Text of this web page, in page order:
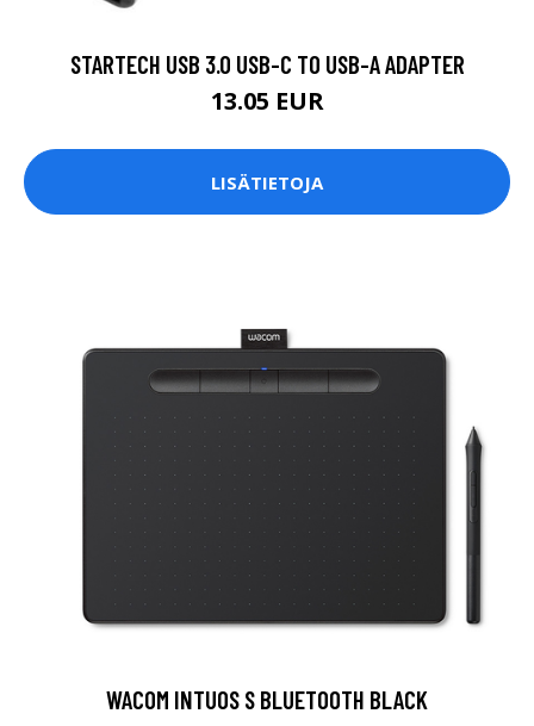
STARTECH USB 3.0 USB-C TO USB-A ADAPTER
13.05 EUR
LISÄTIETOJA
WACOM INTUOS S BLUETOOTH BLACK